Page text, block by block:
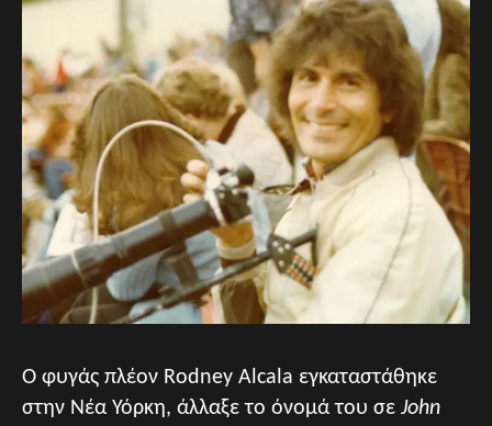
Ο φυγάς πλέον Rodney Alcala εγκαταστάθηκε
στην Νέα Υόρκη, άλλαξε το όνομά του σε John